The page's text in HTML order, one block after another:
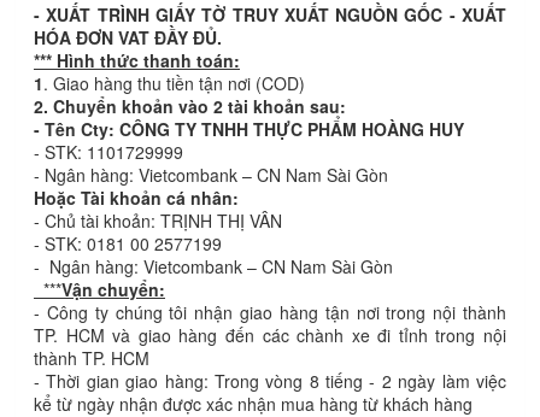
-XUẤT TRÌNH GIẤY TỜ TRUY XUẤT NGUỒN GỐC - XUẤT
HÓA ĐƠN VAT ĐẦY ĐỦ.
*** Hình thức thanh toán:
1. Giao hàng thu tiền tận nơi (COD)
2. Chuyển khoản vào 2 tài khoản sau:
- Tên Cty: CÔNG TY TNHH THỰC PHẨM HOÀNG HUY
- STK: 1101729999
- Ngân hàng: Vietcombank – CN Nam Sài Gòn
Hoặc Tài khoản cá nhân:
- Chủ tài khoản: TRỊNH THỊ VÂN
- STK: 0181 00 2577199
- Ngân hàng: Vietcombank – CN Nam Sài Gòn
***Vận chuyển:
- Công ty chúng tôi nhận giao hàng tận nơi trong nội thành
TP. HCM và giao hàng đến các chành xe đi tỉnh trong nội
thành TP. HCM
- Thời gian giao hàng: Trong vòng 8 tiếng - 2 ngày làm việc
kể từ ngày nhận được xác nhận mua hàng từ khách hàng